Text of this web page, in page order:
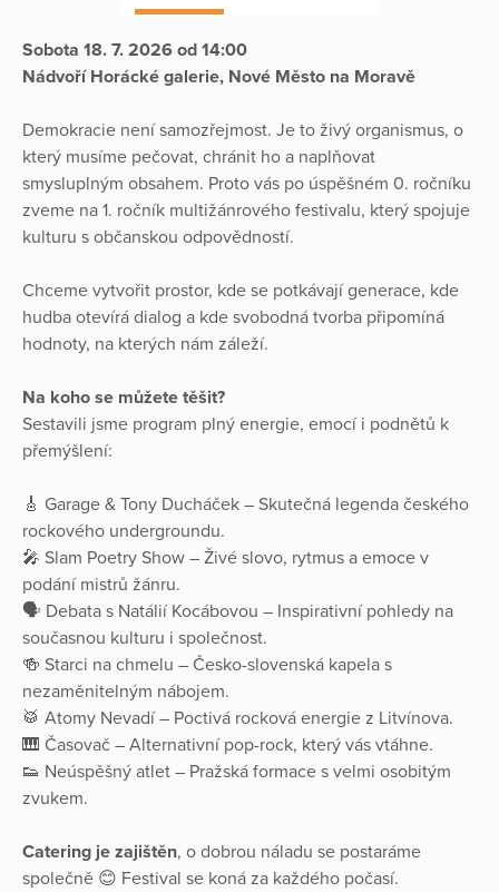
Sobota 18. 7. 2026 od 14:00
Nádvoří Horácké galerie, Nové Město na Moravě
Demokracie není samozřejmost. Je to živý organismus, o
který musíme pečovat, chránit ho a naplňovat
smysluplným obsahem. Proto vás po úspěšném 0. ročníku
zveme na 1. ročník multižánrového festivalu, který spojuje
kulturu s občanskou odpovědností.
Chceme vytvořit prostor, kde se potkávají generace, kde
hudba otevírá dialog a kde svobodná tvorba připomíná
hodnoty, na kterých nám záleží.
Na koho se můžete těšit?
Sestavili jsme program plný energie, emocí i podnětů k
přemýšlení:
🎸 Garage & Tony Ducháček – Skutečná legenda českého
rockového undergroundu.
🎤 Slam Poetry Show – Živé slovo, rytmus a emoce v
podání mistrů žánru.
🗣️ Debata s Natálií Kocábovou – Inspirativní pohledy na
současnou kulturu i společnost.
🍻 Starci na chmelu – Česko-slovenská kapela s
nezaměnitelným nábojem.
🥁 Atomy Nevadí – Poctivá rocková energie z Litvínova.
🎹 Časovač – Alternativní pop-rock, který vás vtáhne.
👟 Neúspěšný atlet – Pražská formace s velmi osobitým
zvukem.
Catering je zajištěn, o dobrou náladu se postaráme
společně 😊 Festival se koná za každého počasí.